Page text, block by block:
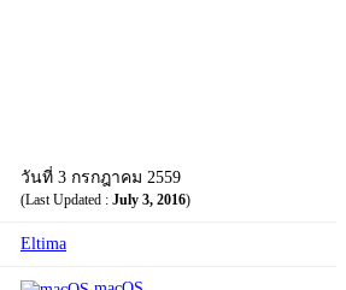
วันที่ 3 กรกฎาคม 2559
(Last Updated : July 3, 2016)
Eltima